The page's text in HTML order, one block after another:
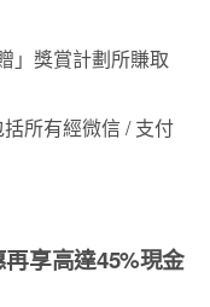
」獎賞計劃所賺取
所有經微信 / 支付
享高達45%現金